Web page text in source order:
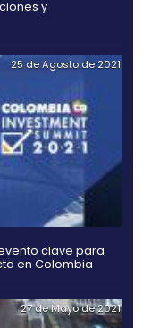
21 de